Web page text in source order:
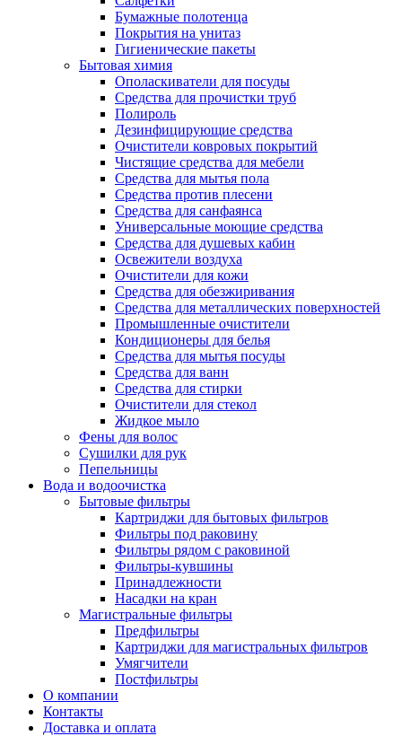
Бумажные полотенца
Покрытия на унитаз
Гигиенические пакеты
Бытовая химия
Ополаскиватели для посуды
Средства для прочистки труб
Полироль
Дезинфицирующие средства
Очистители ковровых покрытий
Чистящие средства для мебели
Средства для мытья пола
Средства против плесени
Средства для санфаянса
Универсальные моющие средства
Средства для душевых кабин
Освежители воздуха
Очистители для кожи
Средства для обезжиривания
Средства для металлических поверхностей
Промышленные очистители
Кондиционеры для белья
Средства для мытья посуды
Средства для ванн
Средства для стирки
Очистители для стекол
Жидкое мыло
Фены для волос
Сушилки для рук
Пепельницы
Вода и водоочистка
Бытовые фильтры
Картриджи для бытовых фильтров
Фильтры под раковину
Фильтры рядом с раковиной
Фильтры-кувшины
Принадлежности
Насадки на кран
Магистральные фильтры
Предфильтры
Картриджи для магистральных фильтров
Умягчители
Постфильтры
О компании
Контакты
Доставка и оплата